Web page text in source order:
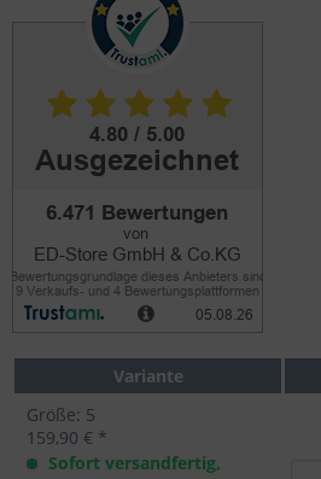
Variante
Größe: 5
159,90 € *
Sofort versandfertig,